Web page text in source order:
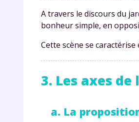
A travers le discours du
bonheur simple, en
Cette scène se
3. Les axes
a. La